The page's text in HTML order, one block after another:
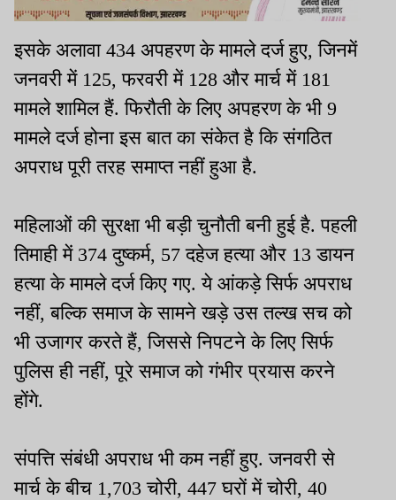
इसके अलावा 434 अपहरण के मामले दर्ज हुए, जिनमें
जनवरी में 125, फरवरी में 128 और मार्च में 181
मामले शामिल हैं. फिरौती के लिए अपहरण के भी 9
मामले दर्ज होना इस बात का संकेत है कि संगठित
अपराध पूरी तरह समाप्त नहीं हुआ है.
महिलाओं की सुरक्षा भी बड़ी चुनौती बनी हुई है. पहली
तिमाही में 374 दुष्कर्म, 57 दहेज हत्या और 13 डायन
हत्या के मामले दर्ज किए गए. ये आंकड़े सिर्फ अपराध
नहीं, बल्कि समाज के सामने खड़े उस तल्ख सच को
भी उजागर करते हैं, जिससे निपटने के लिए सिर्फ
पुलिस ही नहीं, पूरे समाज को गंभीर प्रयास करने
होंगे.
संपत्ति संबंधी अपराध भी कम नहीं हुए. जनवरी से
मार्च के बीच 1,703 चोरी, 447 घरों में चोरी, 40